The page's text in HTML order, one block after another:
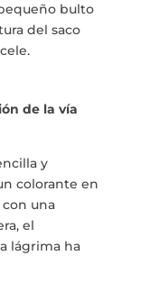
bulto
del saco
de la vía
y
colorante en
una
el
lágrima ha